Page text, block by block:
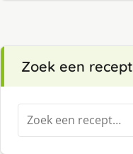
Zoek een recept
Zoeken
naar: